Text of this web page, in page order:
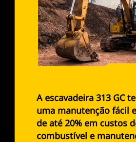
A escavadeira 313 GC
uma manutenção fácil
de até 20% em custos
combustível e